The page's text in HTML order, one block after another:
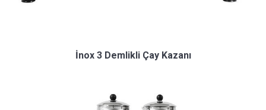
İnox 3 Demlikli Çay Kazanı